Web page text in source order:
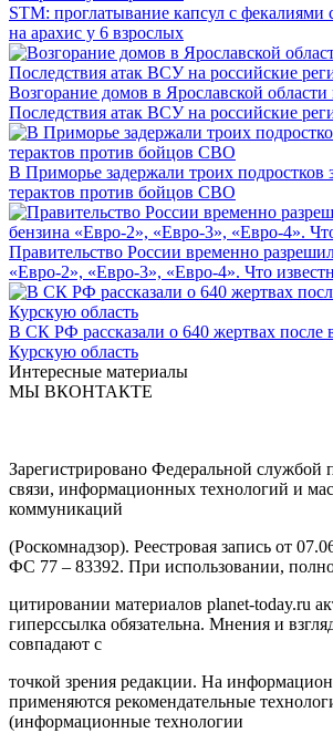
STM: проглатывание капсул с фекалиями
на арахис у 6 взрослых
Возгорание домов в Ярославской
Последствия атак ВСУ на российские
В Приморье задержали троих подростков
терактов против бойцов СВО
Правительство России временно
«Евро-2», «Евро-3», «Евро-4». Что
В СК РФ рассказали о 640 жертвах
Курскую область
Интересные материалы
МЫ ВКОНТАКТЕ
Зарегистрировано Федеральной службой
связи, информационных технологий и
коммуникаций
(Роскомнадзор). Реестровая запись от
ФС 77 – 83392. При использовании,
цитировании материалов planet-today.ru
гиперссылка обязательна. Мнения и
совпадают с
точкой зрения редакции. На
применяются рекомендательные
(информационные технологии